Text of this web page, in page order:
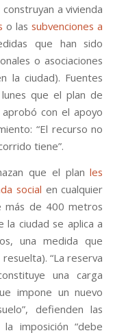
a vivienda
o lassubvenciones a
que han sido
o asociaciones
la ciudad). Fuentes
que el plan de
con el apoyo
“El recurso no
tiene”.
que el planles
social en cualquier
más de 400 metros
la ciudad se aplica a
una medida que
“La reserva
una carga
impone un nuevo
defienden las
imposición “debe